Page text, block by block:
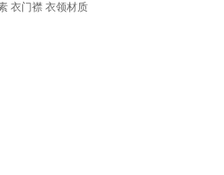
衣门襟 衣领材质